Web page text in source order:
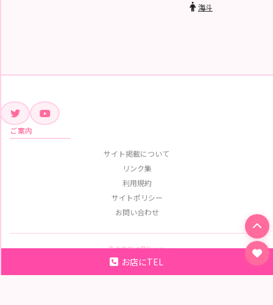
海斗
お店にTEL
ご案内
サイト掲載について
リンク集
利用規約
サイトポリシー
お問い合わせ
© 女性向け風俗.com